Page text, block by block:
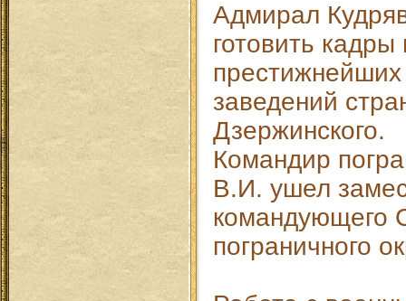
Адмирал
готовить кадры
заведений
Дзержинского.
Командир
В.И. ушел
командующего
пограничного